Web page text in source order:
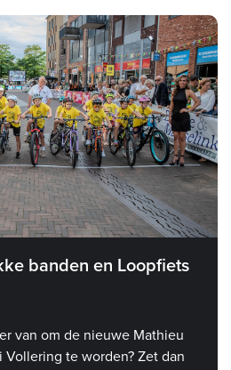
banden en Loopfiets
van om de nieuwe Mathieu
Vollering te worden? Zet dan